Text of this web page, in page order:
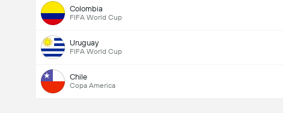
Colombia
FIFA World Cup
Uruguay
FIFA World Cup
Chile
Copa America